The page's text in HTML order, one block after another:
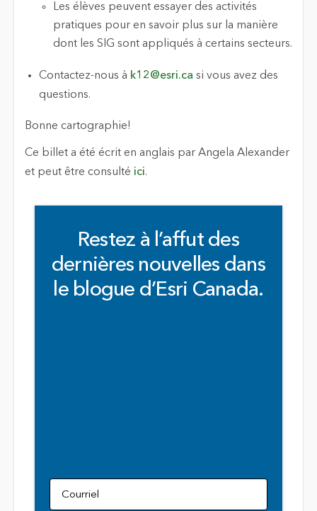
Les élèves peuvent essayer des activités
pratiques pour en savoir plus sur la manière
dont les SIG sont appliqués à certains secteurs.
Contactez-nous à k12@esri.ca si vous avez des
questions.
Bonne cartographie!
Ce billet a été écrit en anglais par Angela Alexander
et peut être consulté ici.
Restez à l’affut des
dernières nouvelles dans
le blogue d’Esri Canada.
Courriel